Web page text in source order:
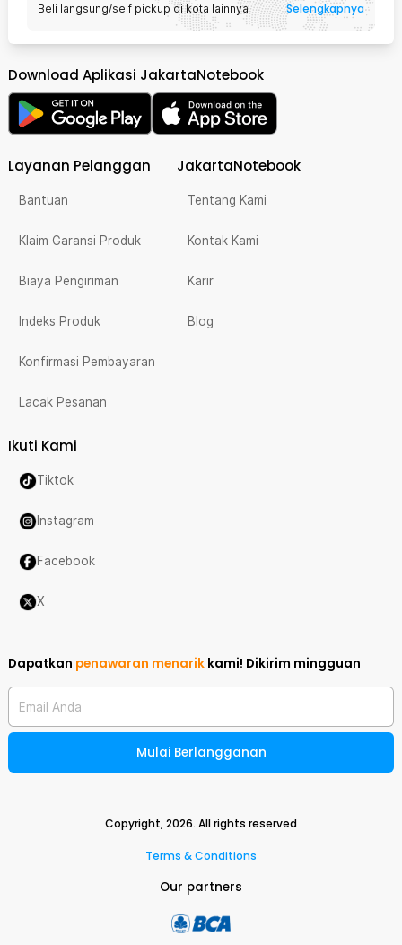
Beli langsung/self pickup di kota lainnya Selengkapnya
Download Aplikasi JakartaNotebook
Layanan Pelanggan
Bantuan
Klaim Garansi Produk
Biaya Pengiriman
Indeks Produk
Konfirmasi Pembayaran
Lacak Pesanan
JakartaNotebook
Tentang Kami
Kontak Kami
Karir
Blog
Ikuti Kami
Tiktok
Instagram
Facebook
X
Dapatkan penawaran menarik kami! Dikirim mingguan
Email Anda
Mulai Berlangganan
Copyright,2026. All rights reserved
Terms & Conditions
Our partners